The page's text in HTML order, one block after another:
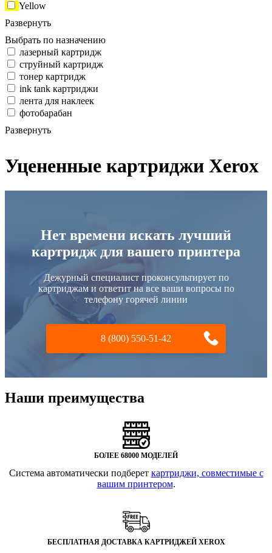
Yellow
Развернуть
Выбрать по назначению
лазерный картридж
струйный картридж
тонер картридж
ink tank картриджи
лента для наклеек
фотобарабан
Развернуть
Уцененные картриджи Xerox
Нет времени искать лучший
картридж для вашего принтера
Дежурный специалист проконсультирует по
картриджам и ответит на все ваши вопросы по
телефону горячей линии
8 (800) 550-51-42
Наши преимущества
БОЛЕЕ 68000 МОДЕЛЕЙ
Система автоматически подберет картриджи, совместимые с
вашим принтером.
БЕСПЛАТНАЯ ДОСТАВКА КАРТРИДЖЕЙ XEROX